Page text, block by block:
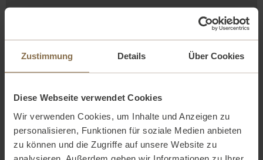
Zustimmung Details Über Cookies
Diese Webseite verwendet Cookies
Wir verwenden Cookies, um Inhalte und Anzeigen zu
personalisieren, Funktionen für soziale Medien anbieten
zu können und die Zugriffe auf unsere Website zu
Make-up entfernendes Mizellenwasser 200ml
34,25EUR
Details
bestellen